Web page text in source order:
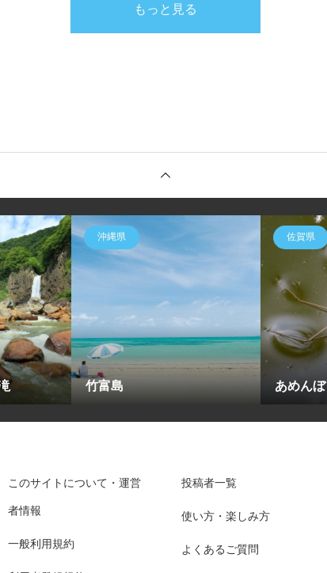
もっと見る
沖縄県
竹富島
佐賀県
あめんぼ
このサイトについて・運営
者情報
一般利用規約
投稿者一覧
使い方・楽しみ方
よくあるご質問